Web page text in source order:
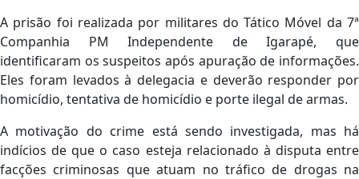
A prisão foi realizada por militares do Tático Móvel da 7ª
Companhia PM Independente de Igarapé, que
identificaram os suspeitos após apuração de informações.
Eles foram levados à delegacia e deverão responder por
homicídio, tentativa de homicídio e porte ilegal de armas.
A motivação do crime está sendo investigada, mas há
indícios de que o caso esteja relacionado à disputa entre
facções criminosas que atuam no tráfico de drogas na